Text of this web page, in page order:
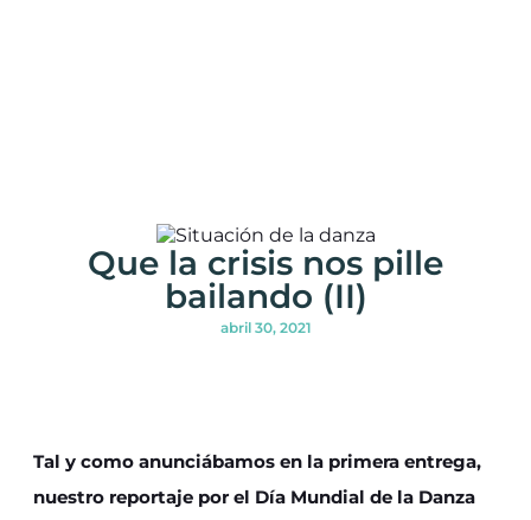
Que la crisis nos pille
bailando (II)
abril 30, 2021
Tal y como anunciábamos en la primera entrega,
nuestro reportaje por el Día Mundial de la Danza